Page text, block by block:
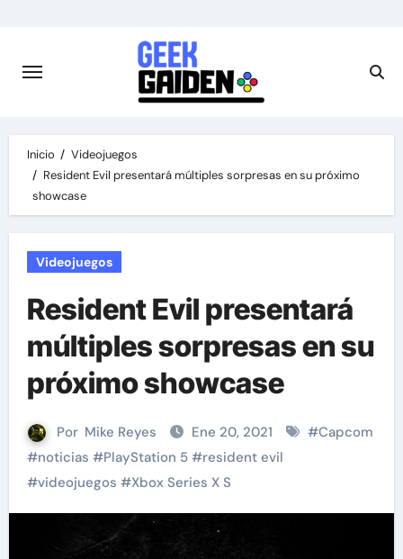
contenido
Inicio
Videojuegos
Resident Evil presentará múltiples sorpresas en su próximo
showcase
Videojuegos
Resident Evil presentará
múltiples sorpresas en su
próximo showcase
Por Mike Reyes Ene 20, 2021 #Capcom
#noticias #PlayStation 5#resident evil
#videojuegos #Xbox Series X S